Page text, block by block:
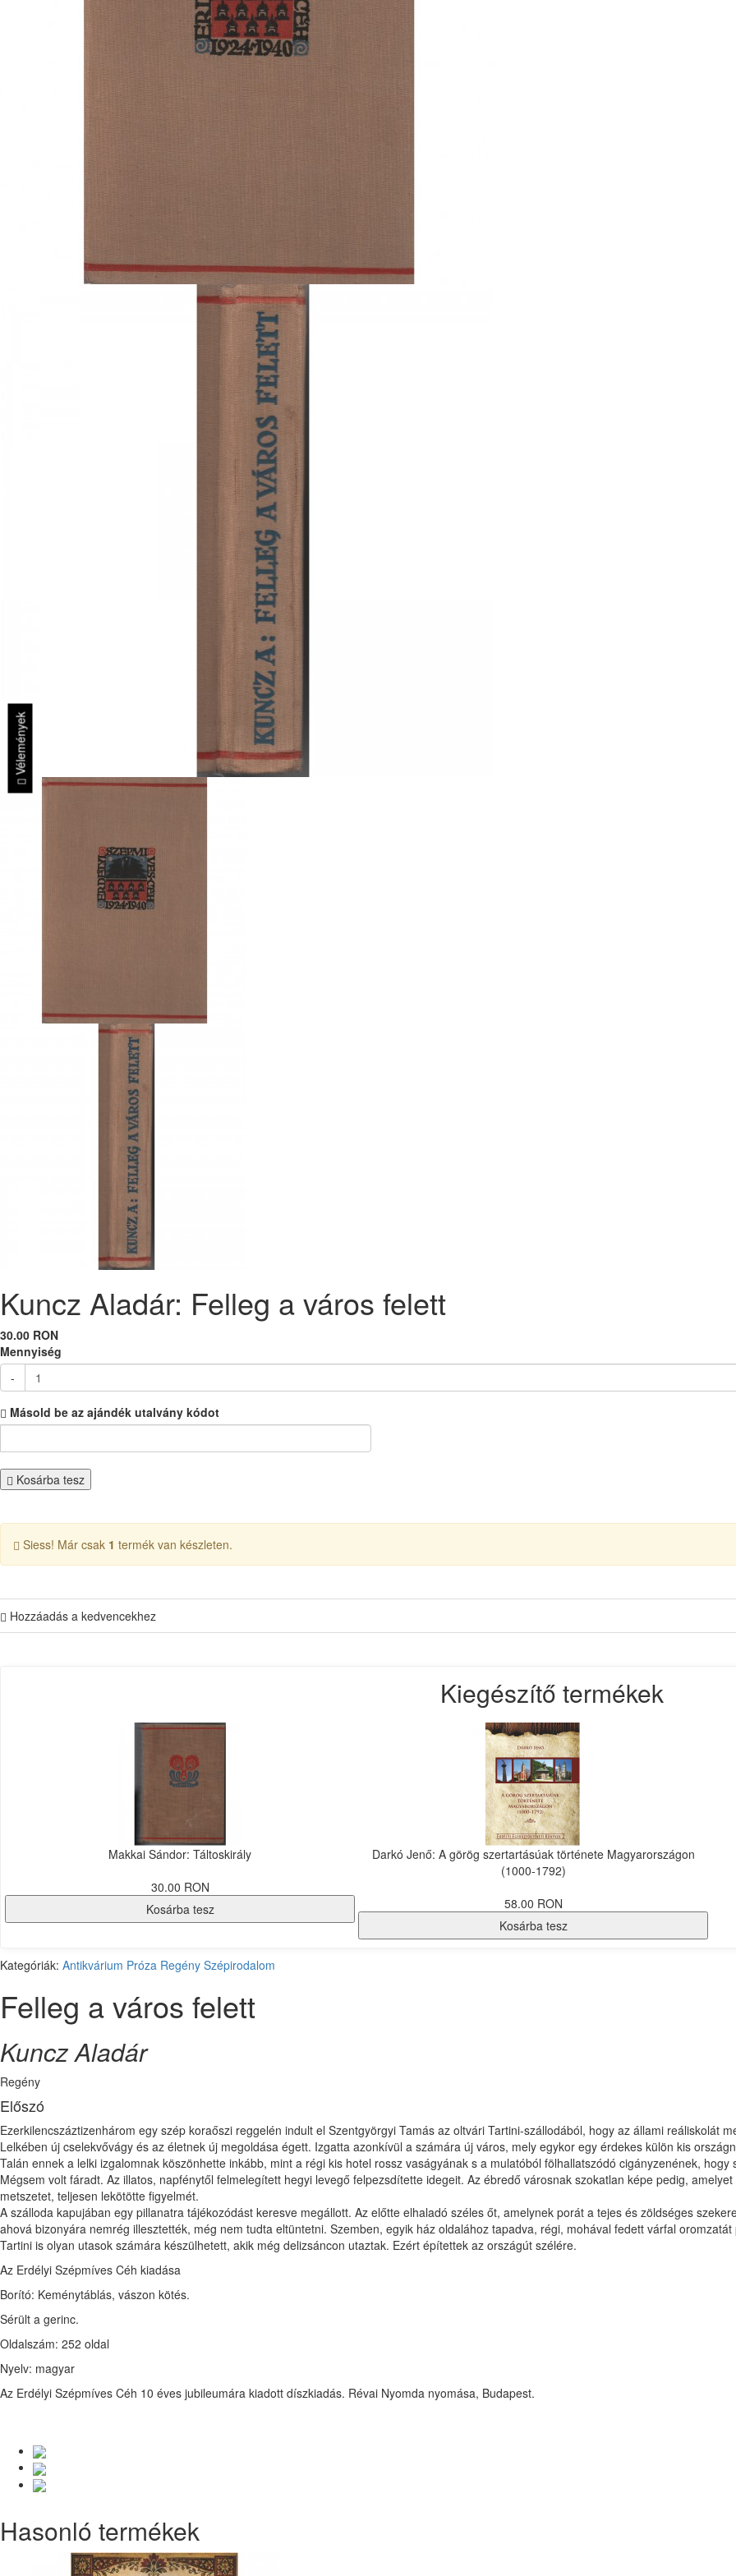
Kuncz Aladár: Felleg a város felett
30.00 RON
Mennyiség
-
Másold be az ajándék utalvány kódot
Kosárba tesz
Siess! Már csak 1 termék van készleten.
Hozzáadás a kedvencekhez
Kiegészítő termékek
Makkai Sándor: Táltoskirály
30.00 RON
Kosárba tesz
Darkó Jenő: A görög szertartásúak története Magyarországon
(1000-1792)
58.00 RON
Kosárba tesz
Kategóriák: Antikvárium Próza Regény Szépirodalom
Felleg a város felett
Kuncz Aladár
Regény
Előszó
Ezerkilencszáztizenhárom egy szép koraőszi reggelén indult el Szentgyörgyi Tamás az oltvári Tartini-szállodából, hogy az állami reáliskolát
Lelkében új cselekvővágy és az életnek új megoldása égett. Izgatta azonkívül a számára új város, mely egykor egy érdekes külön kis
Talán ennek a lelki izgalomnak köszönhette inkább, mint a régi kis hotel rossz vaságyának s a mulatóból fölhallatszódó cigányzenének, hogy
Mégsem volt fáradt. Az illatos, napfénytől felmelegített hegyi levegő felpezsdítette idegeit. Az ébredő városnak szokatlan képe pedig,
metszetet, teljesen lekötötte figyelmét.
A szálloda kapujában egy pillanatra tájékozódást keresve megállott. Az előtte elhaladó széles őt, amelynek porát a tejes és zöldséges
ahová bizonyára nemrég illesztették, még nem tudta eltüntetni. Szemben, egyik ház oldalához tapadva, régi, mohával fedett várfal
Tartini is olyan utasok számára készülhetett, akik még delizsáncon utaztak. Ezért építettek az országút szélére.
Az Erdélyi Szépmíves Céh kiadása
Borító: Keménytáblás, vászon kötés.
Sérült a gerinc.
Oldalszám: 252 oldal
Nyelv: magyar
Az Erdélyi Szépmíves Céh 10 éves jubileumára kiadott díszkiadás. Révai Nyomda nyomása, Budapest.
Hasonló termékek
Vélemények